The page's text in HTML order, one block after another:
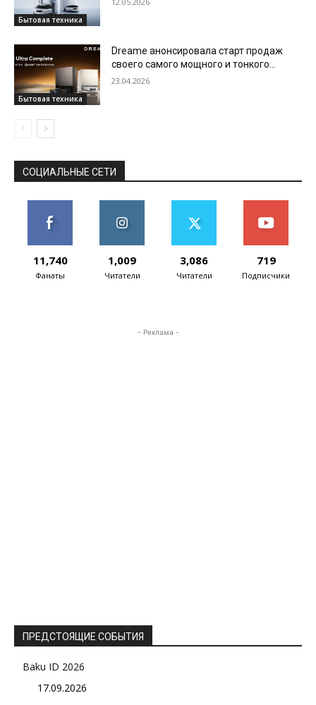
Бытовая техника
Бытовая техника
Dreame анонсировала старт продаж
своего самого мощного и тонкого
робота-пылесоса X60 Ultra Complete
23.04.2026
СОЦИАЛЬНЫЕ СЕТИ
11,740
Фанаты
1,009
Читатели
3,086
Читатели
719
Подписчики
- Реклама -
ПРЕДСТОЯЩИЕ СОБЫТИЯ
Baku ID 2026
17.09.2026